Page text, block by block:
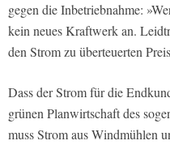
gegen die Inbetriebnahme:
kein neues Kraftwerk an.
den Strom zu überteuerten
Dass der Strom für die
grünen Planwirtschaft des
muss Strom aus Windmühlen